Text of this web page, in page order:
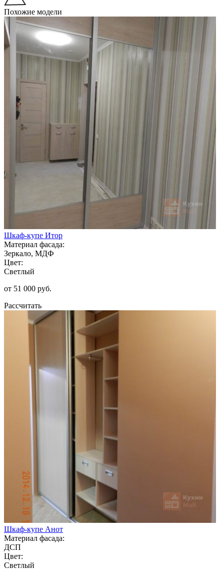
Похожие модели
Шкаф-купе Итор
Материал фасада:
Зеркало, МДФ
Цвет:
Светлый
от 51 000 руб.
Рассчитать
Шкаф-купе Анот
Материал фасада:
ДСП
Цвет:
Светлый